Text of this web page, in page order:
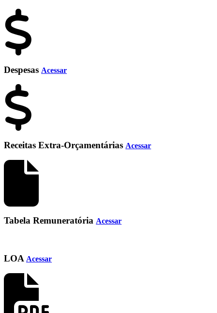
Despesas Acessar
Receitas Extra-Orçamentárias Acessar
Tabela Remuneratória Acessar
LOA Acessar